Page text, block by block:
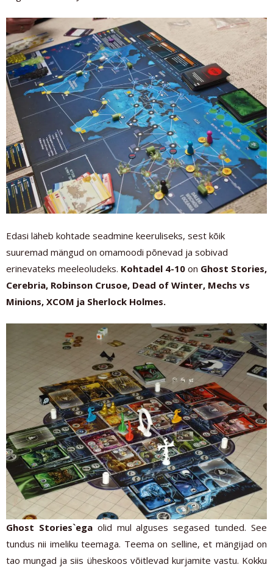
Edasi läheb kohtade seadmine keeruliseks, sest kõik
suuremad mängud on omamoodi põnevad ja sobivad
erinevateks meeleoludeks. Kohtadel 4-10 on Ghost Stories,
Cerebria, Robinson Crusoe, Dead of Winter, Mechs vs
Minions, XCOM ja Sherlock Holmes.
Ghost Stories`egaolid mul alguses segased tunded. See
tundus nii imeliku teemaga. Teema on selline, et mängijad on
tao mungad ja siis üheskoos võitlevad kurjamite vastu. Kokku